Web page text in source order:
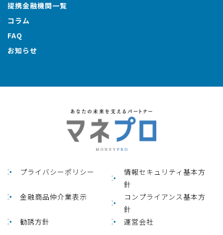
提携金融機関一覧
コラム
FAQ
お知らせ
プライバシーポリシー
情報セキュリティ基本方
針
金融商品仲介業表⽰
コンプライアンス基本方
針
勧誘方針
運営会社